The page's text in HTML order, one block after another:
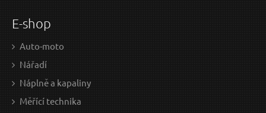
E-shop
Auto-moto
Nářadí
Náplně a kapaliny
Měřící technika